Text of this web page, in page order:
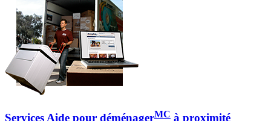
Services Aide pour déménagerMC à proximité